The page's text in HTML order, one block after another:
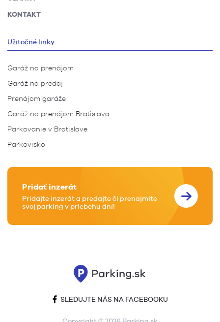
KONTAKT
Užitočné linky
Garáž na prenájom
Garáž na predaj
Prenájom garáže
Garáž na prenájom Bratislava
Parkovanie v Bratislave
Parkovisko
Pridať inzerát
Pridajte inzerát a predajte či prenajmite
svoj parking v priebehu dní!
SLEDUJTE NÁS NA FACEBOOKU